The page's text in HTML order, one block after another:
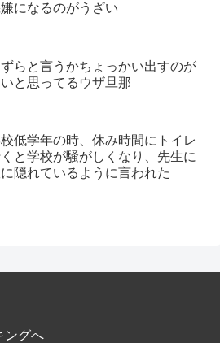
になるのがうざい
らと言うかちょっかい出すのが
と思ってるウザ旦那
低学年の時、休み時間にトイレ
と学校が騒がしくなり、先生に
隠れているように言われた
ングへ